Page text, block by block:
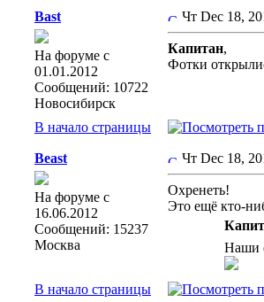
Bast
На форуме с
01.01.2012
Сообщений: 10722
Новосибирск
Чт Dec 18,
Капитан,
Фотки
В начало страницы
Beast
На форуме с
16.06.2012
Сообщений: 15237
Москва
Чт Dec 18,
Охренеть!
Это ещё кто-
Наши
В начало страницы